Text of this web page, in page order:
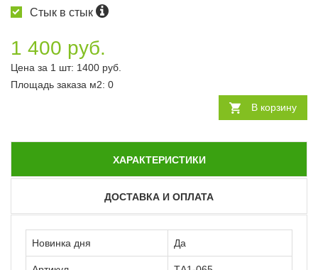
Стык в стык
1 400 руб.
Цена за 1 шт: 1400 руб.
Площадь заказа м2: 0
В корзину
ХАРАКТЕРИСТИКИ
ДОСТАВКА И ОПЛАТА
Новинка дня Да